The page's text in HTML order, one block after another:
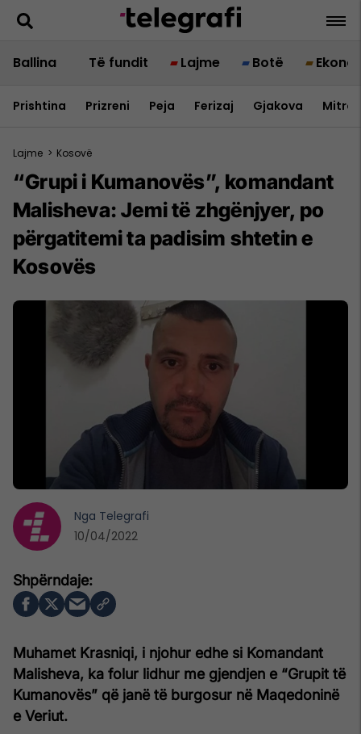
Ballina Të fundit Lajme Botë
Prishtina Prizreni Peja Ferizaj Gjakova
Lajme > Kosovë
“Grupi i Kumanovës”, komandant
Malisheva: Jemi të zhgënjyer, po
përgatitemi ta padisim shtetin e
Kosovës
Muhamet Krasniqi, i njohur edhe si Komandant
Malisheva, ka folur lidhur me gjendjen e “Grupit të
Kumanovës” që janë të burgosur në Maqedoninë
e Veriut.
Nga Telegrafi
10/04/2022